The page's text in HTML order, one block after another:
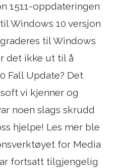
1511-oppdateringen
Windows 10 versjon
til Windows
det ikke ut til å
Fall Update? Det
vi kjenner og
noen slags skrudd
hjelpe! Les mer ble
for Media
fortsatt tilgjengelig